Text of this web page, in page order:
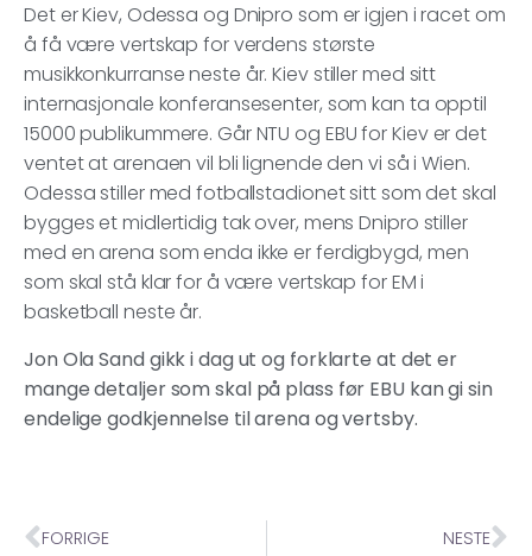
Det er Kiev, Odessa og Dnipro som er igjen i racet om
å få være vertskap for verdens største
musikkonkurranse neste år. Kiev stiller med sitt
internasjonale konferansesenter, som kan ta opptil
15000 publikummere. Går NTU og EBU for Kiev er det
ventet at arenaen vil bli lignende den vi så i Wien.
Odessa stiller med fotballstadionet sitt som det skal
bygges et midlertidig tak over, mens Dnipro stiller
med en arena som enda ikke er ferdigbygd, men
som skal stå klar for å være vertskap for EM i
basketball neste år.
Jon Ola Sand gikk i dag ut og forklarte at det er
mange detaljer som skal på plass før EBU kan gi sin
endelige godkjennelse til arena og vertsby.
FORRIGE NESTE